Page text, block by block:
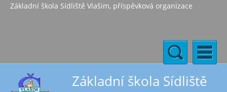
Základní škola Sídliště Vlašim, příspěvková organizace
Základní škola Sídliště